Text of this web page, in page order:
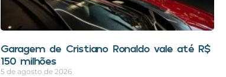
Garagem de Cristiano Ronaldo vale até R$
150 milhões
5 de agosto de 2026